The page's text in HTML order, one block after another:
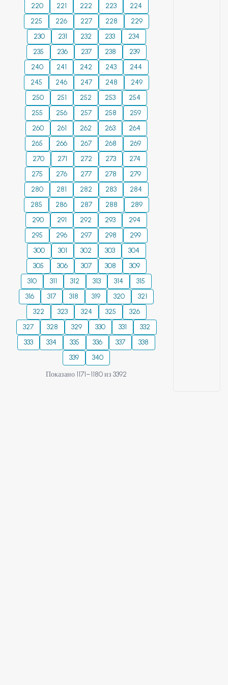
заведений.
түсінік берілген.
Сондай-ақ, қажетті
кестелер, суреттер,
әдебиеттер тізімі
ұсынылған. Оқулық
ЖОО мұнай және газ
саласы мамандығы
магистранттарына,
студенттеріне және
колледж
оқушыларына
арналған.
220
221 222 223
224
225
226 227 228
229
230
231 232 233
234
235
236 237 238
239
240
241 242 243
244
245
246 247 248
249
250
251 252 253
254
255
256 257 258
259
260
261 262 263
264
265
266 267 268
269
270
271 272 273
274
275
276 277 278
279
280
281 282 283
284
285
286 287 288
289
290
291 292 293
294
295
296 297 298
299
300
301 302 303
304
305
306 307 308
309
310
311 312 313 314
315
316
317 318 319 320
321
322
323 324 325
326
327
328 329 330 331
332
333
334 335 336 337
338
339
340
Показано 1171–1180 из 3392